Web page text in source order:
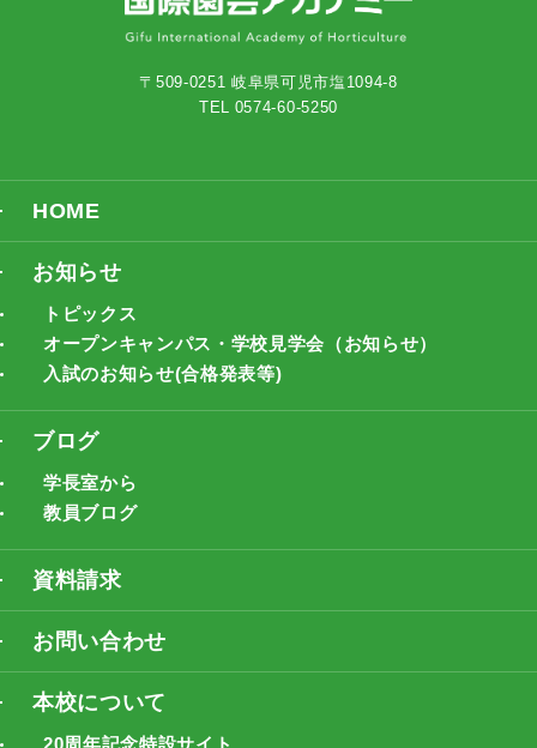
〒509-0251 岐阜県可児市塩1094-8
TEL 0574-60-5250
HOME
お知らせ
トピックス
オープンキャンパス・学校見学会（お知らせ）
入試のお知らせ(合格発表等)
ブログ
学長室から
教員ブログ
資料請求
お問い合わせ
本校について